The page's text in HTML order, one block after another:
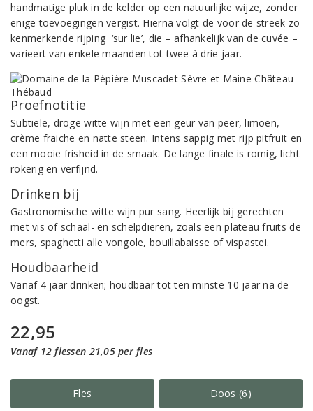
handmatige pluk in de kelder op een natuurlijke wijze, zonder
enige toevoegingen vergist. Hierna volgt de voor de streek zo
kenmerkende rijping ‘sur lie’, die – afhankelijk van de cuvée –
varieert van enkele maanden tot twee à drie jaar.
Proefnotitie
Subtiele, droge witte wijn met een geur van peer, limoen,
crème fraiche en natte steen. Intens sappig met rijp pitfruit en
een mooie frisheid in de smaak. De lange finale is romig, licht
rokerig en verfijnd.
Drinken bij
Gastronomische witte wijn pur sang. Heerlijk bij gerechten
met vis of schaal- en schelpdieren, zoals een plateau fruits de
mers, spaghetti alle vongole, bouillabaisse of vispastei.
Houdbaarheid
Vanaf 4 jaar drinken; houdbaar tot ten minste 10 jaar na de
oogst.
22,95
Vanaf 12 flessen 21,05 per fles
Fles Doos (6)